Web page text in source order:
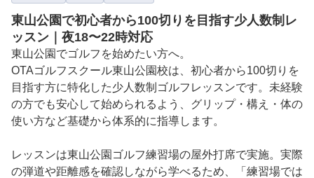
東山公園で初心者から100切りを目指す少人数制レ
ッスン｜夜18〜22時対応
東山公園でゴルフを始めたい方へ。
OTAゴルフスクール東山公園校は、初心者から100切りを
目指す方に特化した少人数制ゴルフレッスンです。未経験
の方でも安心して始められるよう、グリップ・構え・体の
使い方など基礎から体系的に指導します。
レッスンは東山公園ゴルフ練習場の屋外打席で実施。実際
の弾道や距離感を確認しながら学べるため、「練習場では